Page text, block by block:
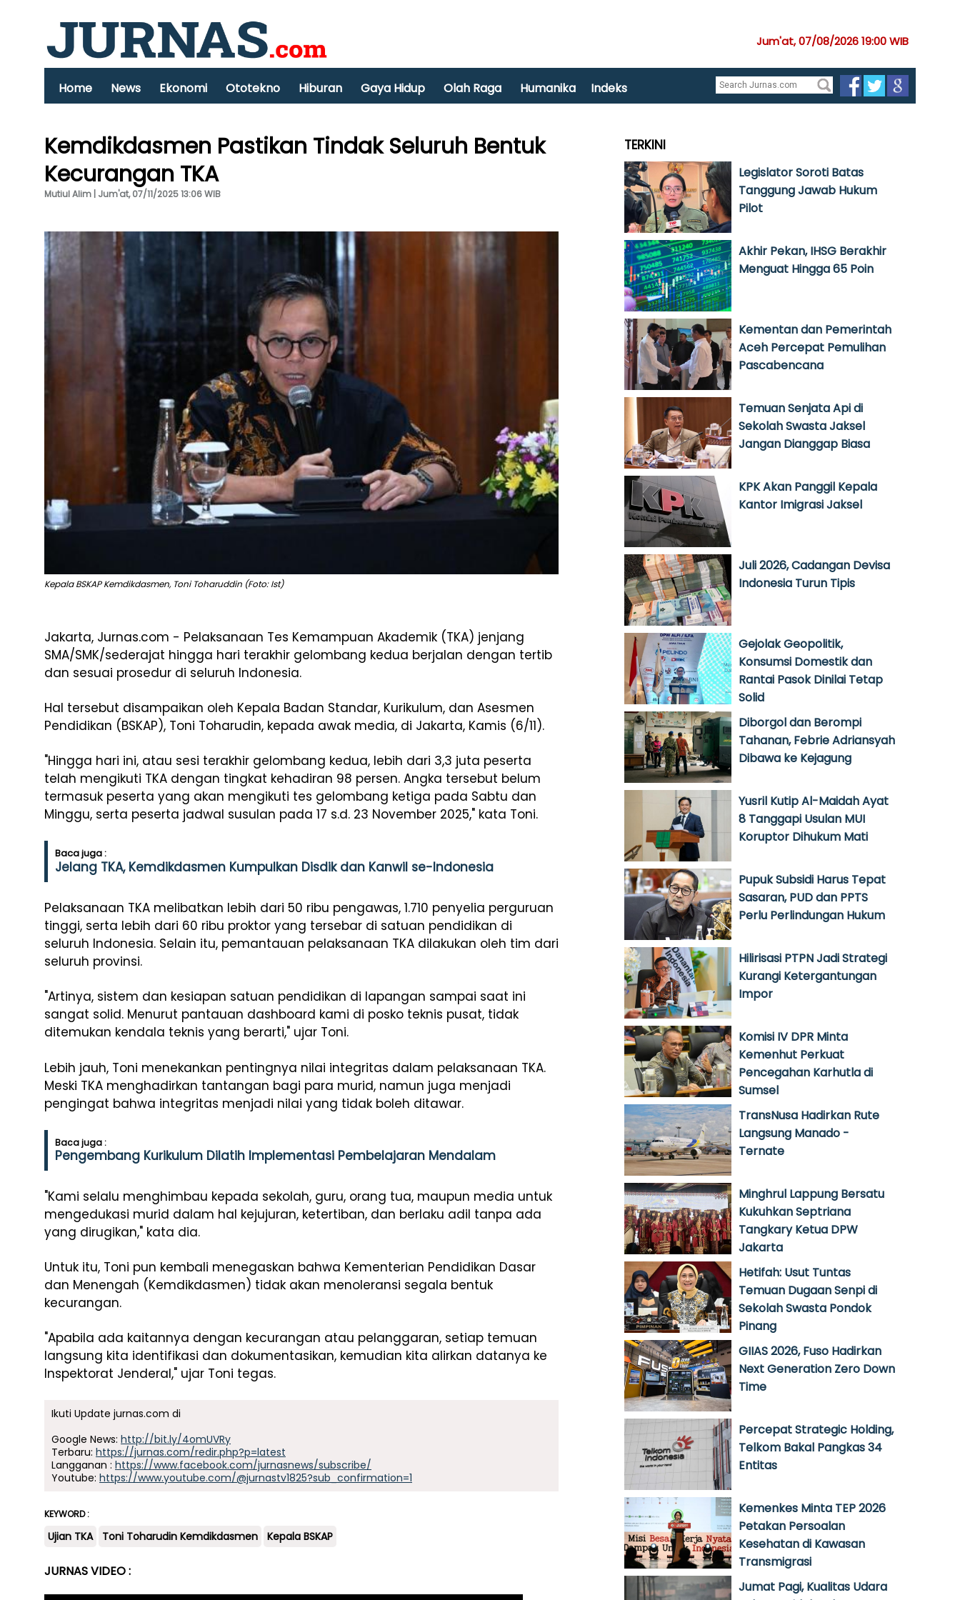
Jum'at, 07/08/2026 19:00 WIB
Home News Ekonomi Ototekno Hiburan Gaya Hidup Olah Raga Humanika Indeks
Kemdikdasmen Pastikan Tindak Seluruh Bentuk
Kecurangan TKA
Mutiul Alim | Jum'at, 07/11/2025 13:06 WIB
Kepala BSKAP Kemdikdasmen, Toni Toharuddin (Foto: Ist)
Jakarta, Jurnas.com - Pelaksanaan Tes Kemampuan Akademik (TKA) jenjang
SMA/SMK/sederajat hingga hari terakhir gelombang kedua berjalan dengan tertib
dan sesuai prosedur di seluruh Indonesia.
Hal tersebut disampaikan oleh Kepala Badan Standar, Kurikulum, dan Asesmen
Pendidikan (BSKAP), Toni Toharudin, kepada awak media, di Jakarta, Kamis (6/11).
"Hingga hari ini, atau sesi terakhir gelombang kedua, lebih dari 3,3 juta peserta
telah mengikuti TKA dengan tingkat kehadiran 98 persen. Angka tersebut belum
termasuk peserta yang akan mengikuti tes gelombang ketiga pada Sabtu dan
Minggu, serta peserta jadwal susulan pada 17 s.d. 23 November 2025," kata Toni.
Baca juga :
Jelang TKA, Kemdikdasmen Kumpulkan Disdik dan Kanwil se-Indonesia
Pelaksanaan TKA melibatkan lebih dari 50 ribu pengawas, 1.710 penyelia perguruan
tinggi, serta lebih dari 60 ribu proktor yang tersebar di satuan pendidikan di
seluruh Indonesia. Selain itu, pemantauan pelaksanaan TKA dilakukan oleh tim dari
seluruh provinsi.
"Artinya, sistem dan kesiapan satuan pendidikan di lapangan sampai saat ini
sangat solid. Menurut pantauan dashboard kami di posko teknis pusat, tidak
ditemukan kendala teknis yang berarti," ujar Toni.
Lebih jauh, Toni menekankan pentingnya nilai integritas dalam pelaksanaan TKA.
Meski TKA menghadirkan tantangan bagi para murid, namun juga menjadi
pengingat bahwa integritas menjadi nilai yang tidak boleh ditawar.
Baca juga :
Pengembang Kurikulum Dilatih Implementasi Pembelajaran Mendalam
"Kami selalu menghimbau kepada sekolah, guru, orang tua, maupun media untuk
mengedukasi murid dalam hal kejujuran, ketertiban, dan berlaku adil tanpa ada
yang dirugikan," kata dia.
Untuk itu, Toni pun kembali menegaskan bahwa Kementerian Pendidikan Dasar
dan Menengah (Kemdikdasmen) tidak akan menoleransi segala bentuk
kecurangan.
"Apabila ada kaitannya dengan kecurangan atau pelanggaran, setiap temuan
langsung kita identifikasi dan dokumentasikan, kemudian kita alirkan datanya ke
Inspektorat Jenderal," ujar Toni tegas.
Ikuti Update jurnas.com di
Google News: http://bit.ly/4omUVRy
Terbaru: https://jurnas.com/redir.php?p=latest
Langganan : https://www.facebook.com/jurnasnews/subscribe/
Youtube: https://www.youtube.com/@jurnastv1825?sub_confirmation=1
KEYWORD :
Ujian TKA Toni Toharudin Kemdikdasmen Kepala BSKAP
JURNAS VIDEO :
TERKINI
Legislator Soroti Batas
Tanggung Jawab Hukum
Pilot
Akhir Pekan, IHSG Berakhir
Menguat Hingga 65 Poin
Kementan dan Pemerintah
Aceh Percepat Pemulihan
Pascabencana
Temuan Senjata Api di
Sekolah Swasta Jaksel
Jangan Dianggap Biasa
KPK Akan Panggil Kepala
Kantor Imigrasi Jaksel
Juli 2026, Cadangan Devisa
Indonesia Turun Tipis
Gejolak Geopolitik,
Konsumsi Domestik dan
Rantai Pasok Dinilai Tetap
Solid
Diborgol dan Berompi
Tahanan, Febrie Adriansyah
Dibawa ke Kejagung
Yusril Kutip Al-Maidah Ayat
8 Tanggapi Usulan MUI
Koruptor Dihukum Mati
Pupuk Subsidi Harus Tepat
Sasaran, PUD dan PPTS
Perlu Perlindungan Hukum
Hilirisasi PTPN Jadi Strategi
Kurangi Ketergantungan
Impor
Komisi IV DPR Minta
Kemenhut Perkuat
Pencegahan Karhutla di
Sumsel
TransNusa Hadirkan Rute
Langsung Manado -
Ternate
Minghrul Lappung Bersatu
Kukuhkan Septriana
Tangkary Ketua DPW
Jakarta
Hetifah: Usut Tuntas
Temuan Dugaan Senpi di
Sekolah Swasta Pondok
Pinang
GIIAS 2026, Fuso Hadirkan
Next Generation Zero Down
Time
Percepat Strategic Holding,
Telkom Bakal Pangkas 34
Entitas
Kemenkes Minta TEP 2026
Petakan Persoalan
Kesehatan di Kawasan
Transmigrasi
Jumat Pagi, Kualitas Udara